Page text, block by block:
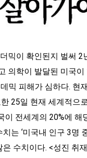
믹이 확인된지 벌써 2
의학이 발달된 미국
믹 피해가 심하다. 현
25일 현재 세계적으
전세계의 20%에 해
는 ‘미국내 인구 3명
수치이다. <성진 취